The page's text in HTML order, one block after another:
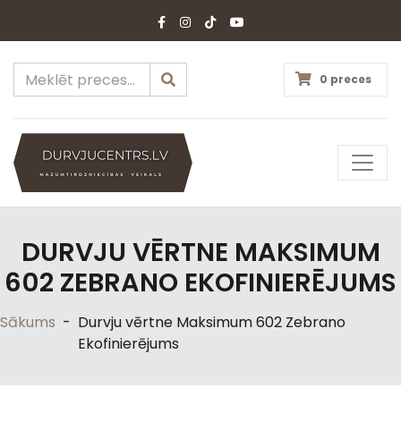
0 preces
DURVJU VĒRTNE MAKSIMUM
602 ZEBRANO EKOFINIERĒJUMS
Sākums - Durvju vērtne Maksimum 602 Zebrano
Ekofinierējums